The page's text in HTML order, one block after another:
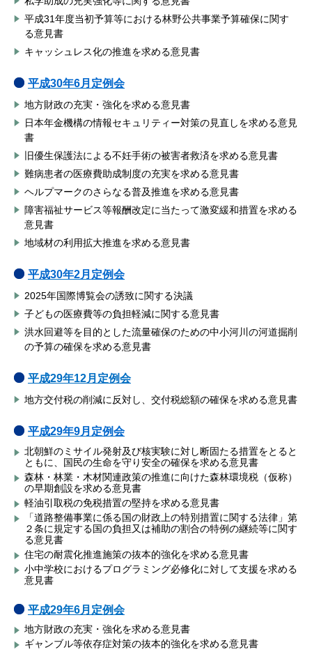
平成31年度当初予算等における林野公共事業予算確保に関す
る意見書
キャッシュレス化の推進を求める意見書
平成30年6月定例会
地方財政の充実・強化を求める意見書
日本年金機構の情報セキュリティー対策の見直しを求める意見
書
旧優生保護法による不妊手術の被害者救済を求める意見書
難病患者の医療費助成制度の充実を求める意見書
ヘルプマークのさらなる普及推進を求める意見書
障害福祉サービス等報酬改定に当たって激変緩和措置を求める
意見書
地域材の利用拡大推進を求める意見書
平成30年2月定例会
2025年国際博覧会の誘致に関する決議
子どもの医療費等の負担軽減に関する意見書
洪水回避等を目的とした流量確保のための中小河川の河道掘削
の予算の確保を求める意見書
平成29年12月定例会
地方交付税の削減に反対し、交付税総額の確保を求める意見書
平成29年9月定例会
北朝鮮のミサイル発射及び核実験に対し断固たる措置をとると
ともに、国民の生命を守り安全の確保を求める意見書
森林・林業・木材関連政策の推進に向けた森林環境税（仮称）
の早期創設を求める意見書
軽油引取税の免税措置の堅持を求める意見書
「道路整備事業に係る国の財政上の特別措置に関する法律」第
２条に規定する国の負担又は補助の割合の特例の継続等に関す
る意見書
住宅の耐震化推進施策の抜本的強化を求める意見書
小中学校におけるプログラミング必修化に対して支援を求める
意見書
平成29年6月定例会
地方財政の充実・強化を求める意見書
ギャンブル等依存症対策の抜本的強化を求める意見書